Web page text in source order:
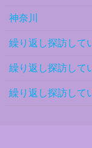
神奈川
繰り返し探訪して
繰り返し探訪して
繰り返し探訪して